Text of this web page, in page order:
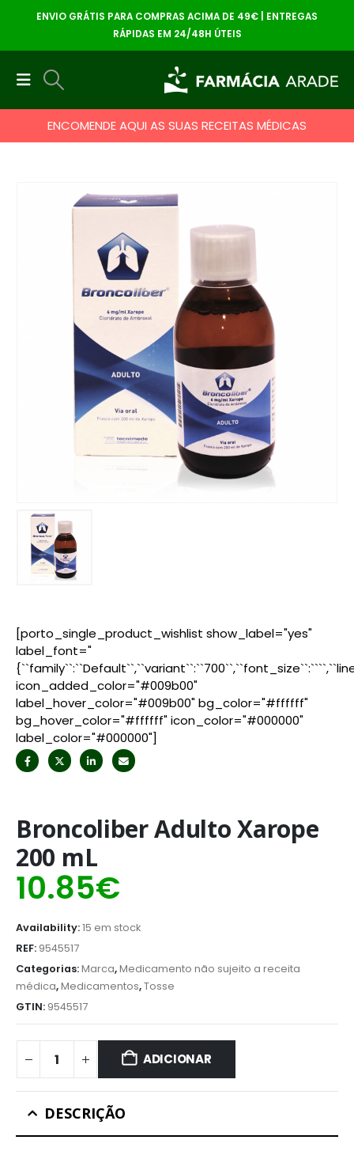
ENVIO GRÁTIS PARA COMPRAS ACIMA DE 49€ | ENTREGAS
RÁPIDAS EM 24/48H ÚTEIS
ENCOMENDE AQUI AS SUAS RECEITAS MÉDICAS
[porto_single_product_wishlist show_label="yes"
label_font="
icon_added_color="#009b00"
label_hover_color="#009b00" bg_color="#ffffff"
bg_hover_color="#ffffff" icon_color="#000000"
label_color="#000000"]
Broncoliber Adulto Xarope
200 mL
10.85€
Availability:15 em stock
REF: 9545517
Categorias:Marca,Medicamento não sujeito a receita
médica,Medicamentos,Tosse
GTIN: 9545517
ADICIONAR
DESCRIÇÃO